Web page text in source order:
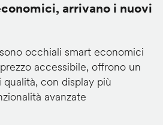
arrivano i nuovi
occhiali smart economici
accessibile, offrono un
con display più
avanzate